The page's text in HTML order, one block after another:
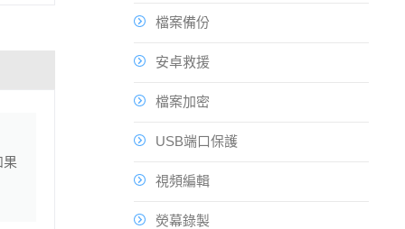
果
檔案備份
安卓救援
檔案加密
USB端口保護
視頻編輯
熒幕錄製